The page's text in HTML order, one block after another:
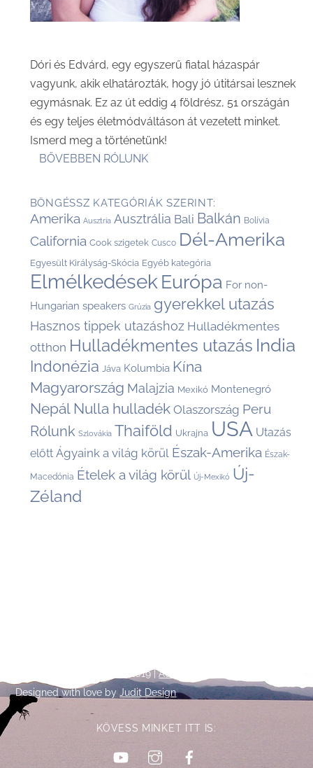
Dóri és Edvárd, egy egyszerű fiatal házaspár
vagyunk, akik elhatározták, hogy jó útitársai lesznek
egymásnak. Ez az út eddig 4 földrész, 51 országán
és egy teljes életmódváltáson át vezetett minket.
Ismerd meg a történetünk!
BŐVEBBEN RÓLUNK
BÖNGÉSSZ KATEGÓRIÁK SZERINT:
Amerika Ausztria Ausztrália Bali Balkán Bolívia
California Cook szigetek Cusco Dél-Amerika
Egyesült Királyság-Skócia Egyéb kategória
Elmélkedések Európa For non-
Hungarian speakers Grúzia gyerekkel utazás
Hasznos tippek utazáshoz Hulladékmentes
otthon Hulladékmentes utazás India
Indonézia Jáva Kolumbia Kína
Magyarország Malajzia Mexikó Montenegró
Nepál Nulla hulladék Olaszország Peru
Rólunk Szlovákia Thaiföld Ukrajna USA Utazás
előtt Ágyaink a világ körül Észak-Amerika Észak-
Macedónia Ételek a világ körül Új-Mexikó Új-
Zéland
To
2019 |Adatkezelési tájékoztató
Designed with love byJudit Design
KÖVESS MINKET ITT IS:
YouTubeInstagram